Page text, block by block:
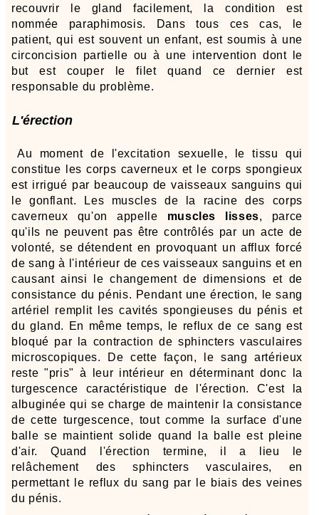
recouvrir le gland facilement, la condition est
nommée paraphimosis. Dans tous ces cas, le
patient, qui est souvent un enfant, est soumis à une
circoncision partielle ou à une intervention dont le
but est couper le filet quand ce dernier est
responsable du problème.
L'érection
Au moment de l'excitation sexuelle, le tissu qui
constitue les corps caverneux et le corps spongieux
est irrigué par beaucoup de vaisseaux sanguins qui
le gonflant. Les muscles de la racine des corps
caverneux qu'on appelle muscles lisses, parce
qu'ils ne peuvent pas être contrôlés par un acte de
volonté, se détendent en provoquant un afflux forcé
de sang à l'intérieur de ces vaisseaux sanguins et en
causant ainsi le changement de dimensions et de
consistance du pénis. Pendant une érection, le sang
artériel remplit les cavités spongieuses du pénis et
du gland. En même temps, le reflux de ce sang est
bloqué par la contraction de sphincters vasculaires
microscopiques. De cette façon, le sang artérieux
reste "pris" à leur intérieur en déterminant donc la
turgescence caractéristique de l'érection. C'est la
albuginée qui se charge de maintenir la consistance
de cette turgescence, tout comme la surface d'une
balle se maintient solide quand la balle est pleine
d'air. Quand l'érection termine, il a lieu le
relâchement des sphincters vasculaires, en
permettant le reflux du sang par le biais des veines
du pénis.